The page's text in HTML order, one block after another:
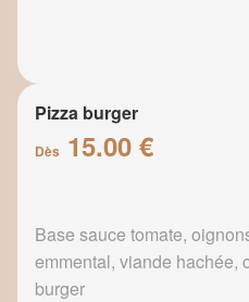
Pizza burger
Dès 15.00 €
Base sauce tomate,
emmental, viande hachée,
burger